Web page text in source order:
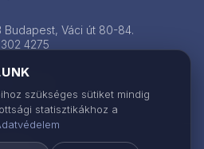
Budapest, Váci út 80-84.
4275
szükséges sütiket mindig
statisztikákhoz a